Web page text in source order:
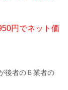
でネット価
後者のＢ業者の